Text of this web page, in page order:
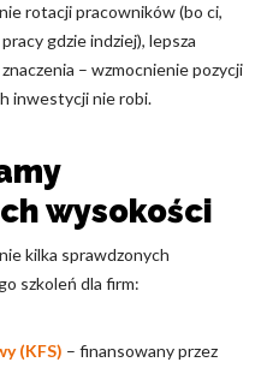
rotacji pracowników (bo ci,
gdzie indziej), lepsza
– wzmocnienie pozycji
inwestycji nie robi.
wysokości
kilka sprawdzonych
szkoleń dla firm:
(KFS) – finansowany przez